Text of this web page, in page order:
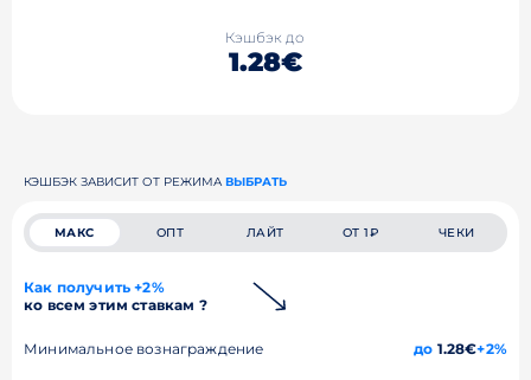
Кэшбэк до
1.28€
КЭШБЭК ЗАВИСИТ ОТ РЕЖИМА ВЫБРАТЬ
МАКС ОПТ ЛАЙТ ОТ 1₽ ЧЕКИ
Как получить +2%
ко всем этим ставкам ?
Минимальное вознаграждение до 1.28€+2%